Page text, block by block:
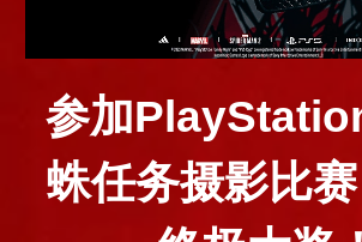
参加
蛛任务摄影比